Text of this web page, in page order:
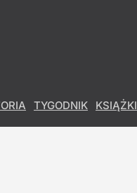
TYGODNIK KSIĄŻKI